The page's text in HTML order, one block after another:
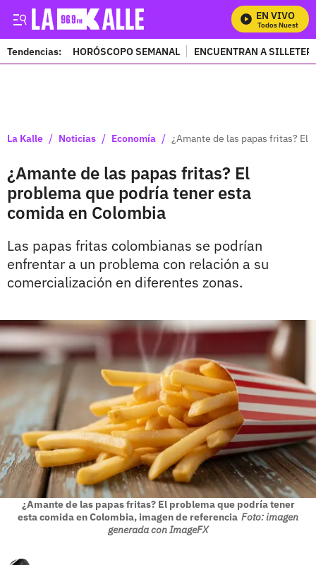
EN VIVO
Mira Todos Nuestros
Tendencias: HORÓSCOPO SEMANAL ENCUENTRAN A
La Kalle / Noticias / Economía / ¿Amante de las papas fritas?
¿Amante de las papas fritas? El
problema que podría tener esta
comida en Colombia
Las papas fritas colombianas se podrían
enfrentar a un problema con relación a su
comercialización en diferentes zonas.
¿Amante de las papas fritas? El problema que podría tener
esta comida en Colombia, imagen de referencia Foto: imagen
generada con ImageFX